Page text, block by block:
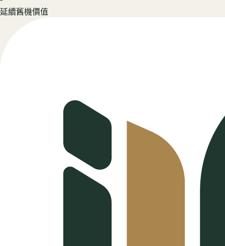
延續舊機價值